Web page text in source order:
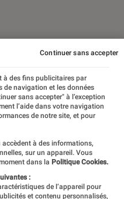
à des fins publicitaires par
de navigation et les données
sans accepter" à l’exception
l’aide dans votre navigation
de notre site, et pour
à des informations,
sur un appareil. Vous
dans la Politique Cookies.
:
de l’appareil pour
et contenu personnalisés,
Continuer sans accepter